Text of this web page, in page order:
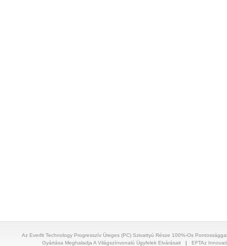
Az Everfit Technology Progresszív Üreges (PC) Szivattyú Része 100%-Os
Gyártása Meghaladja A Világszínvonalú Ügyfelek Elvárásait | EFTAz